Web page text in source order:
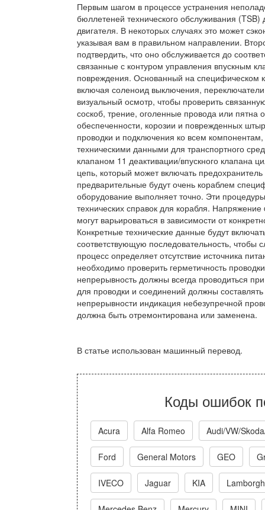
Первым шагом в процессе устранения
бюллетеней технического обслуживания (TSB)
двигателя. В некоторых случаях это может
указывая вам в правильном направлении.
подтвердить, что оно обслуживается до
связанные с контуром управления впускным
повреждения. Основанный на специфическом
включая соленоид выключения,
визуальный осмотр, чтобы проверить
соскоб, трение, оголенные провода или
обеспеченности, корозии и поврежденных
проводки и подключения ко всем
техническими данными для транспортного
клапаном 11 деактивации/впускного клапана
цепь, который может включать
предварительные будут очень кораблем
оборудование выполняет точно. Эти
технических справок для корабля.
могут варьироваться в зависимости от
Конкретные технические данные будут
соответствующую последовательность, чтобы
процесс определяет отсутствие источника
необходимо проверить герметичность
непрерывность должны всегда проводиться
для проводки и соединений должны
непрерывности индикация небезупречной
должна быть отремонтирована или заменена.
В статье использован машинный перевод.
Коды ошибок
Acura Alfa Romeo Audi/VW/
Ford General Motors GEO
IVECO Jaguar KIA